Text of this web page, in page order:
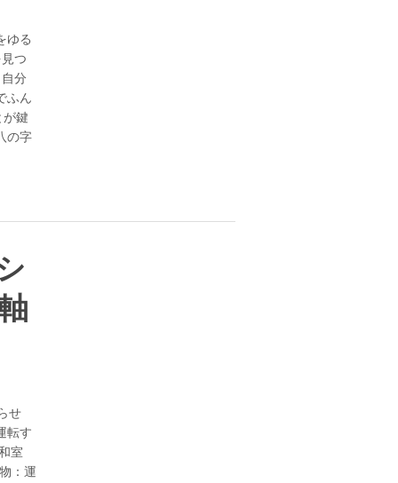
ゆる
つ
分
ふん
が鍵
の字
せ
転す
室
：運